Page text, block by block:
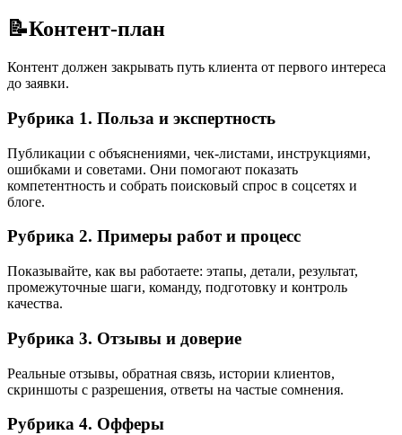
📝Контент-план
Контент должен закрывать путь клиента от первого интереса
до заявки.
Рубрика 1. Польза и экспертность
Публикации с объяснениями, чек-листами, инструкциями,
ошибками и советами. Они помогают показать
компетентность и собрать поисковый спрос в соцсетях и
блоге.
Рубрика 2. Примеры работ и процесс
Показывайте, как вы работаете: этапы, детали, результат,
промежуточные шаги, команду, подготовку и контроль
качества.
Рубрика 3. Отзывы и доверие
Реальные отзывы, обратная связь, истории клиентов,
скриншоты с разрешения, ответы на частые сомнения.
Рубрика 4. Офферы